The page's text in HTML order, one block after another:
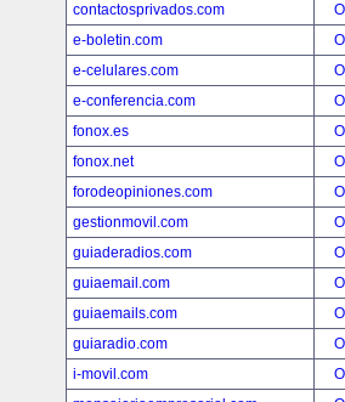
contactosprivados.com
e-boletin.com
e-celulares.com
e-conferencia.com
fonox.es
fonox.net
forodeopiniones.com
gestionmovil.com
guiaderadios.com
guiaemail.com
guiaemails.com
guiaradio.com
i-movil.com